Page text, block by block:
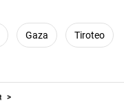
Gaza Tiroteo